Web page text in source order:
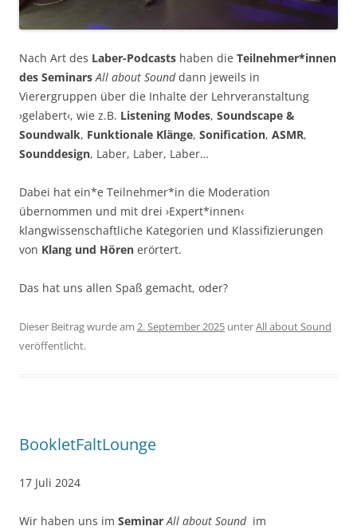
Nach Art des Laber-Podcasts haben die Teilnehmer*innen
des Seminars All about Sounddann jeweils in
Vierergruppen über die Inhalte der Lehrveranstaltung
›gelabert‹, wie z.B. Listening Modes, Soundscape &
Soundwalk, Funktionale Klänge, Sonification, ASMR,
Sounddesign, Laber, Laber, Laber…
Dabei hat ein*e Teilnehmer*in die Moderation
übernommen und mit drei ›Expert*innen‹
klangwissenschaftliche Kategorien und Klassifizierungen
von Klang und Hören erörtert.
Das hat uns allen Spaß gemacht, oder?
Dieser Beitrag wurde am 2. September 2025 unterAll about Sound
veröffentlicht.
BookletFaltLounge
17 Juli 2024
Wir haben uns im Seminar All about Soundim